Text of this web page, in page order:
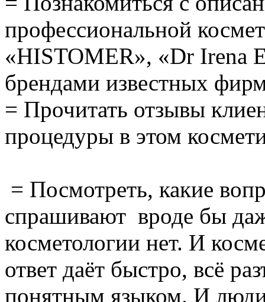
профессиональной
«HISTOMER», «Dr Irena
брендами известных
= Прочитать отзывы
процедуры в этом
= Посмотреть, какие
спрашивают вроде бы
косметологии нет. И
ответ даёт быстро, всё
понятным языком. И